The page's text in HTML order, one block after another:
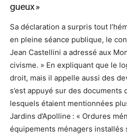
gueux »
Sa déclaration a surpris tout
en pleine séance publique, le
Jean Castellini a adressé aux
civisme. » En expliquant que le
droit, mais il appelle aussi des
s’est appuyé sur des documents
lesquels étaient mentionnées
Jardins d’Apolline : « Ordures
équipements ménagers installés